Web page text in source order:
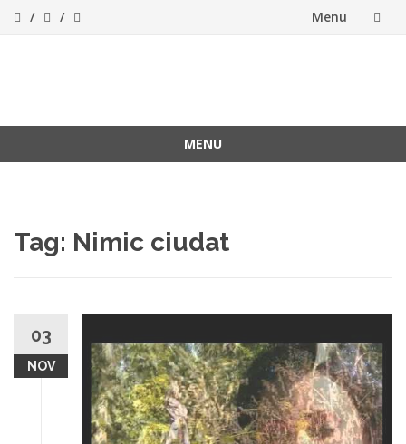
Menu
MENU
Tag: Nimic ciudat
03
NOV